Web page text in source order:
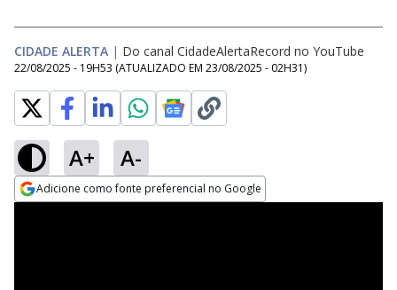
CIDADE ALERTA | Do canal CidadeAlertaRecord no YouTube
22/08/2025 - 19H53 (ATUALIZADO EM 23/08/2025 - 02H31)
A+ A-
Adicione como fonte preferencial no Google